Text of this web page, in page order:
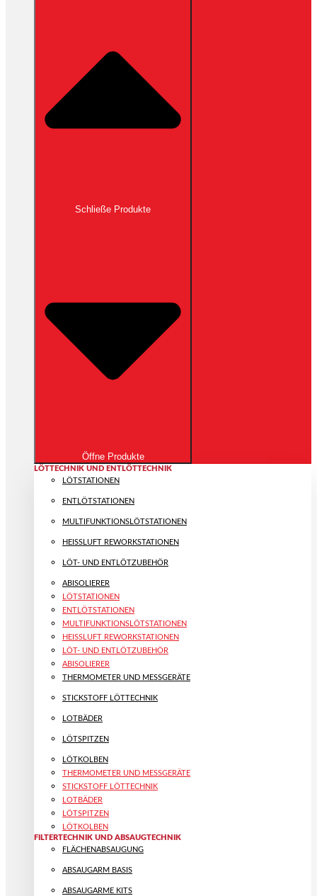
Schließe Produkte
Öffne Produkte
LÖTTECHNIK UND ENTLÖTTECHNIK
LÖTSTATIONEN
ENTLÖTSTATIONEN
MULTIFUNKTIONS­LÖTSTATIONEN
HEISSLUFT REWORKSTATIONEN
LÖT- UND ENTLÖTZUBEHÖR
ABISOLIERER
LÖTSTATIONEN
ENTLÖTSTATIONEN
MULTIFUNKTIONS­LÖTSTATIONEN
HEISSLUFT REWORKSTATIONEN
LÖT- UND ENTLÖTZUBEHÖR
ABISOLIERER
THERMOMETER UND MESSGERÄTE
STICKSTOFF LÖTTECHNIK
LOTBÄDER
LÖTSPITZEN
LÖTKOLBEN
THERMOMETER UND MESSGERÄTE
STICKSTOFF LÖTTECHNIK
LOTBÄDER
LÖTSPITZEN
LÖTKOLBEN
FILTERTECHNIK UND ABSAUGTECHNIK
FLÄCHENABSAUGUNG
ABSAUGARM BASIS
ABSAUGARME KITS